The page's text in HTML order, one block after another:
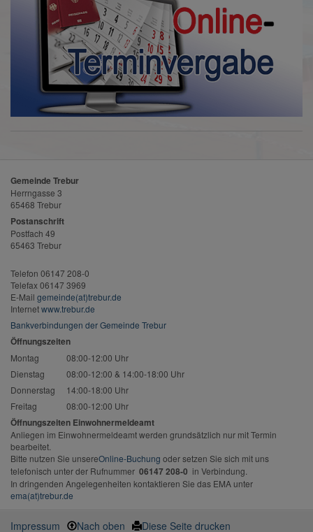
Gemeinde Trebur
Herrngasse 3
65468 Trebur
Postanschrift
Postfach 49
65463 Trebur
Telefon 06147 208-0
Telefax 06147 3969
E-Mail gemeinde(at)trebur.de
Internetwww.trebur.de
Bankverbindungen der Gemeinde Trebur
Öffnungszeiten
Montag
08:00-12:00 Uhr
Dienstag
08:00-12:00 & 14:00-18:00 Uhr
Donnerstag
14:00-18:00 Uhr
Freitag
08:00-12:00 Uhr
Öffnungszeiten Einwohnermeldeamt
Anliegen im Einwohnermeldeamt werden grundsätzlich nur mit Termin
bearbeitet.
Bitte nutzen Sie unsereOnline-Buchung oder setzen Sie sich mit uns
telefonisch unter der Rufnummer 06147 208-0 in Verbindung.
In dringenden Angelegenheiten kontaktieren Sie das EMA unter
ema(at)trebur.de
Impressum Nach oben Diese Seite drucken